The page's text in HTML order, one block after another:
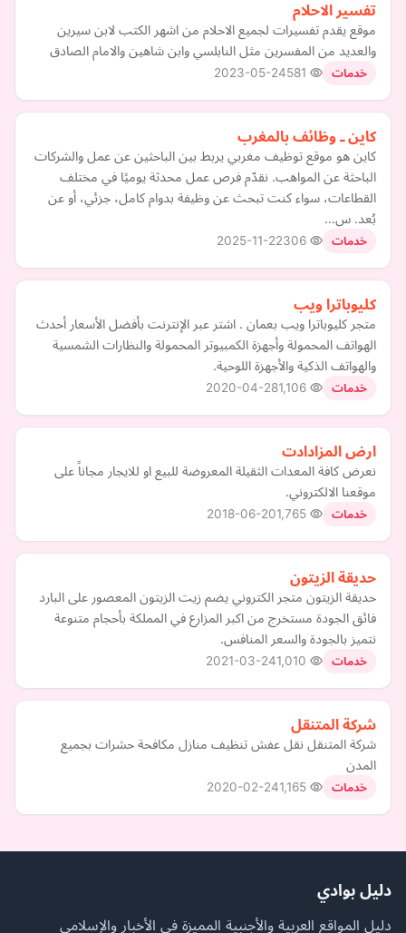
تفسير الاحلام
موقع يقدم تفسيرات لجميع الاحلام من اشهر الكتب لابن سيرين
والعديد من المفسرين مثل النابلسي وابن شاهين والامام الصادق
خدمات 2023-05-24
كاين ـ وظائف بالمغرب
كاين هو موقع توظيف مغربي يربط بين الباحثين عن عمل والشركات
الباحثة عن المواهب. نقدّم فرص عمل محدثة يوميًا في مختلف
القطاعات، سواء كنت تبحث عن وظيفة بدوام كامل، جزئي، أو عن
بُعد. س…
خدمات 2025-11-22
كليوباترا ويب
متجر كليوباترا ويب بعمان . اشتر عبر الإنترنت بأفضل الأسعار أحدث
الهواتف المحمولة وأجهزة الكمبيوتر المحمولة والنظارات الشمسية
والهواتف الذكية والأجهزة اللوحية.
خدمات 2020-04-28
ارض المزادادت
نعرض كافة المعدات الثقيلة المعروضة للبيع او للايجار مجاناً على
موقعنا الالكتروني.
خدمات 2018-06-20
حديقة الزيتون
حديقة الزيتون متجر الكتروني يضم زيت الزيتون المعصور على البارد
فائق الجودة مستخرج من اكبر المزارع في المملكة بأحجام متنوعة
نتميز بالجودة والسعر المنافس.
خدمات 2021-03-24
شركة المتنقل
شركة المتنقل نقل عفش تنظيف منازل مكافحة حشرات بجميع
المدن
خدمات 2020-02-24
دليل بوادي
دليل المواقع العربية والأجنبية المميزة في الأخبار والإسلامي